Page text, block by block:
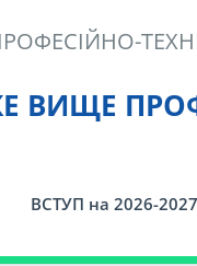
ВИЩЕ
ВСТУП на 2026-